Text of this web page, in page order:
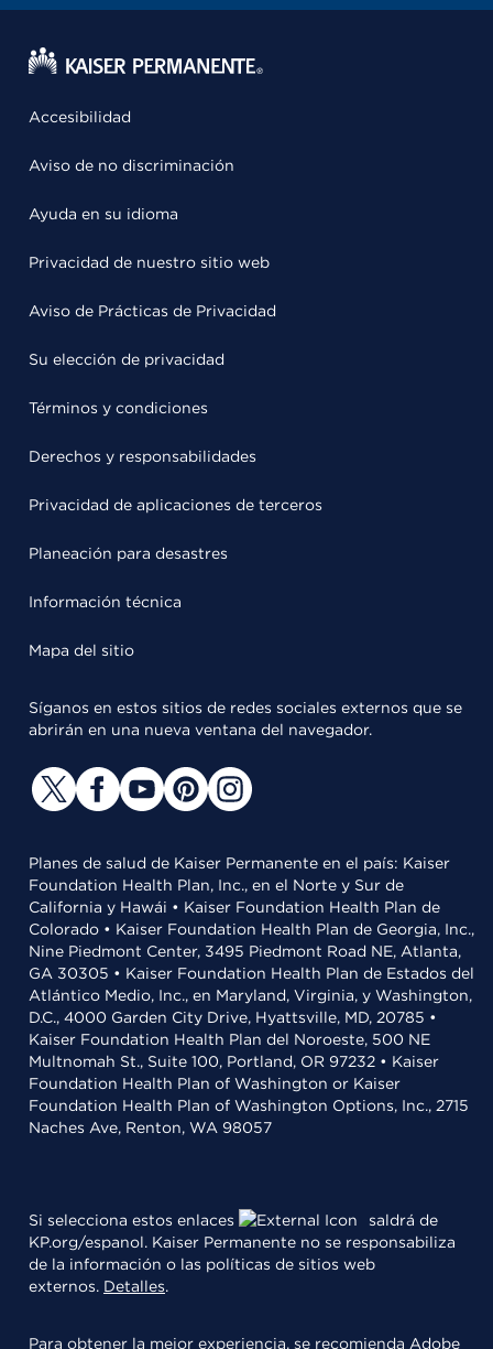
Accesibilidad
Aviso de no discriminación
Ayuda en su idioma
Privacidad de nuestro sitio web
Aviso de Prácticas de Privacidad
Su elección de privacidad
Términos y condiciones
Derechos y responsabilidades
Privacidad de aplicaciones de terceros
Planeación para desastres
Información técnica
Mapa del sitio
Síganos en estos sitios de redes sociales externos que se
abrirán en una nueva ventana del navegador.
Planes de salud de Kaiser Permanente en el país: Kaiser
Foundation Health Plan, Inc., en el Norte y Sur de
California y Hawái • Kaiser Foundation Health Plan de
Colorado • Kaiser Foundation Health Plan de Georgia, Inc.,
Nine Piedmont Center, 3495 Piedmont Road NE, Atlanta,
GA 30305 • Kaiser Foundation Health Plan de Estados del
Atlántico Medio, Inc., en Maryland, Virginia, y Washington,
D.C., 4000 Garden City Drive, Hyattsville, MD, 20785 •
Kaiser Foundation Health Plan del Noroeste, 500 NE
Multnomah St., Suite 100, Portland, OR 97232 • Kaiser
Foundation Health Plan of Washington or Kaiser
Foundation Health Plan of Washington Options, Inc., 2715
Naches Ave, Renton, WA 98057
Si selecciona estos enlaces
saldrá de
KP.org/espanol. Kaiser Permanente no se responsabiliza
de la información o las políticas de sitios web
externos. Detalles.
Para obtener la mejor experiencia, se recomienda Adobe